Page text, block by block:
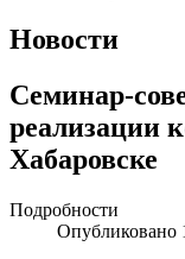
Новости
Семинар-
реализации
Хабаровске
Подробности
Опубликовано